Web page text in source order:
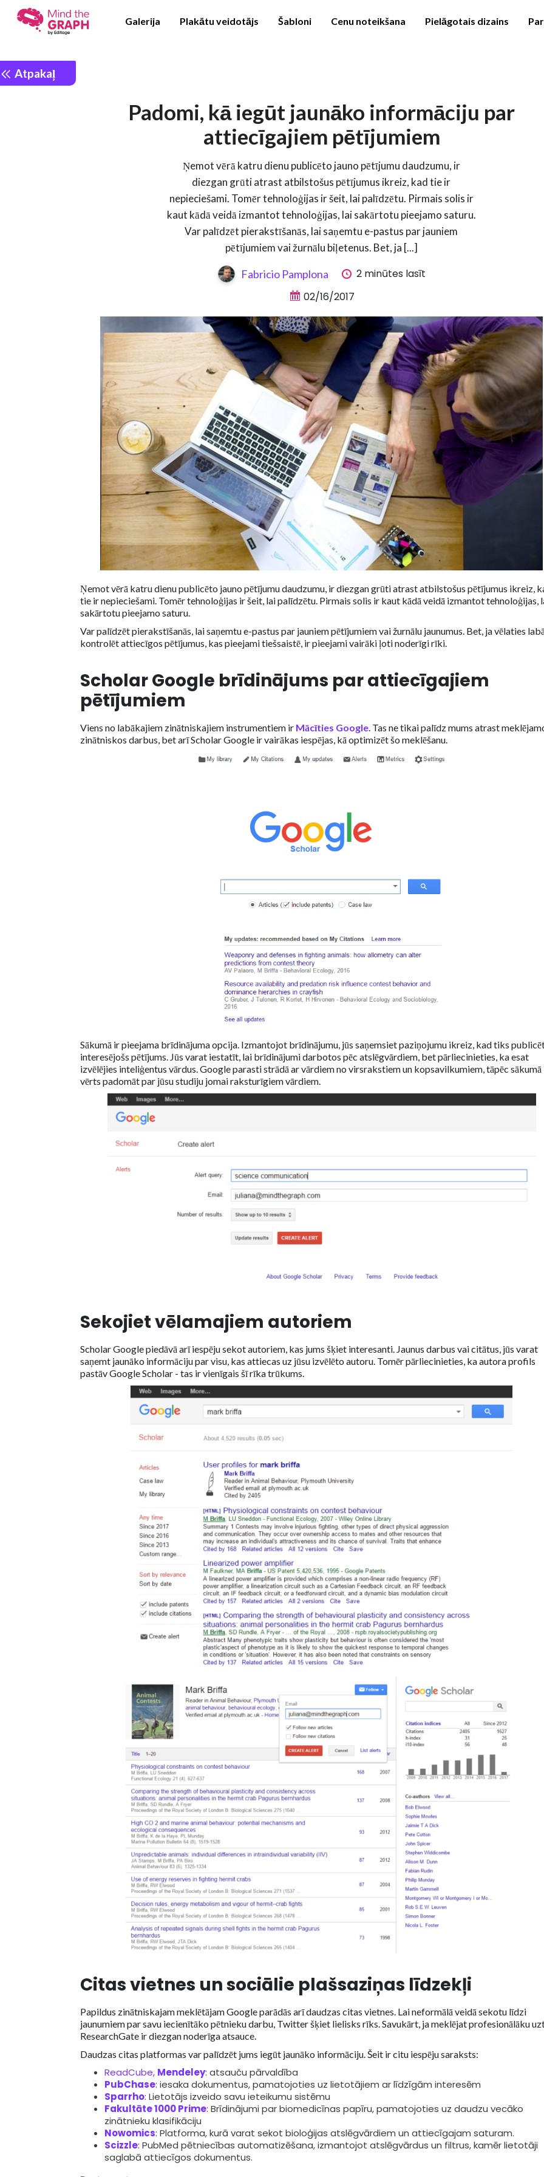
Galerija Plakātu veidotājs Šabloni Cenu noteikšana Pielāgotais dizains
Atpakaļ
Padomi, kā iegūt jaunāko informāciju par
attiecīgajiem pētījumiem
Ņemot vērā katru dienu publicēto jauno pētījumu daudzumu, ir
diezgan grūti atrast atbilstošus pētījumus ikreiz, kad tie ir
nepieciešami. Tomēr tehnoloģijas ir šeit, lai palīdzētu. Pirmais solis ir
kaut kādā veidā izmantot tehnoloģijas, lai sakārtotu pieejamo saturu.
Var palīdzēt pierakstīšanās, lai saņemtu e-pastus par jauniem
pētījumiem vai žurnālu biļetenus. Bet, ja [...]
Fabricio Pamplona
2 minūtes lasīt
02/16/2017
Ņemot vērā katru dienu publicēto jauno pētījumu daudzumu, ir diezgan grūti atrast atbilstošus pētījumus ikreiz,
tie ir nepieciešami. Tomēr tehnoloģijas ir šeit, lai palīdzētu. Pirmais solis ir kaut kādā veidā izmantot tehnoloģijas,
sakārtotu pieejamo saturu.
Var palīdzēt pierakstīšanās, lai saņemtu e-pastus par jauniem pētījumiem vai žurnālu jaunumus. Bet, ja vēlaties
kontrolēt attiecīgos pētījumus, kas pieejami tiešsaistē, ir pieejami vairāki ļoti noderīgi rīki.
Scholar Google brīdinājums par attiecīgajiem
pētījumiem
Viens no labākajiem zinātniskajiem instrumentiem ir Mācīties Google . Tas ne tikai palīdz mums atrast
zinātniskos darbus, bet arī Scholar Google ir vairākas iespējas, kā optimizēt šo meklēšanu.
Sākumā ir pieejama brīdinājuma opcija. Izmantojot brīdinājumu, jūs saņemsiet paziņojumu ikreiz, kad tiks
interesējošs pētījums. Jūs varat iestatīt, lai brīdinājumi darbotos pēc atslēgvārdiem, bet pārliecinieties, ka esat
izvēlējies inteliģentus vārdus. Google parasti strādā ar vārdiem no virsrakstiem un kopsavilkumiem, tāpēc sākumā
vērts padomāt par jūsu studiju jomai raksturīgiem vārdiem.
Sekojiet vēlamajiem autoriem
Scholar Google piedāvā arī iespēju sekot autoriem, kas jums šķiet interesanti. Jaunus darbus vai citātus, jūs varat
saņemt jaunāko informāciju par visu, kas attiecas uz jūsu izvēlēto autoru. Tomēr pārliecinieties, ka autora profils
pastāv Google Scholar - tas ir vienīgais šī rīka trūkums.
Citas vietnes un sociālie plašsaziņas līdzekļi
Papildus zinātniskajam meklētājam Google parādās arī daudzas citas vietnes. Lai neformālā veidā sekotu līdzi
jaunumiem par savu iecienītāko pētnieku darbu, Twitter šķiet lielisks rīks. Savukārt, ja meklējat profesionālāku
ResearchGate ir diezgan noderīga atsauce.
Daudzas citas platformas var palīdzēt jums iegūt jaunāko informāciju. Šeit ir citu iespēju saraksts:
ReadCube, Mendeley: atsauču pārvaldība
PubChase: iesaka dokumentus, pamatojoties uz lietotājiem ar līdzīgām interesēm
Sparrho: Lietotājs izveido savu ieteikumu sistēmu
Fakultāte 1000 Prime: Brīdinājumi par biomedicīnas papīru, pamatojoties uz daudzu vecāko
zinātnieku klasifikāciju
Nowomics: Platforma, kurā varat sekot bioloģijas atslēgvārdiem un attiecīgajam saturam.
Scizzle: PubMed pētniecības automatizēšana, izmantojot atslēgvārdus un filtrus, kamēr lietotāji
saglabā attiecīgos dokumentus.